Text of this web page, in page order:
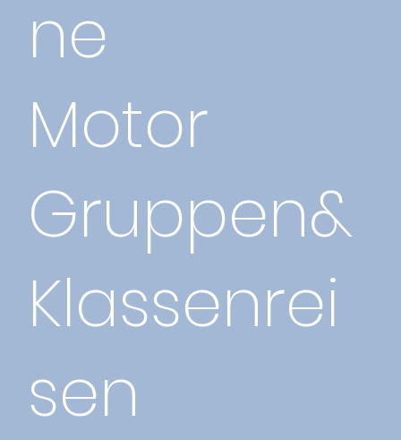
ne
Motor
Gruppen&
Klassenrei
sen